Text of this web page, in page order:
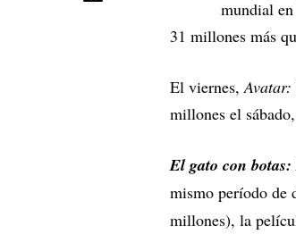
mundial
31 millones más
El viernes, Avatar:
millones el
El gato con
mismo período de
millones), la